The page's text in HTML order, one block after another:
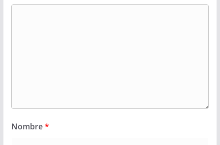
Nombre*